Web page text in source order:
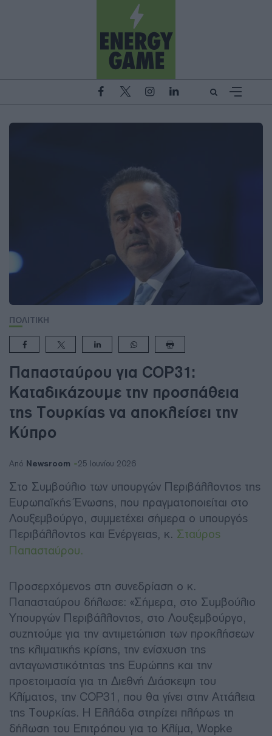
ΠΟΛΙΤΙΚΗ
Παπασταύρου για COP31:
Καταδικάζουμε την προσπάθεια
της Τουρκίας να αποκλείσει την
Κύπρο
Από Newsroom 25 Ιουνίου 2026
Στο Συμβούλιο των υπουργών Περιβάλλοντος της
Ευρωπαϊκής Ένωσης, που πραγματοποιείται στο
Λουξεμβούργο, συμμετέχει σήμερα ο υπουργός
Περιβάλλοντος και Ενέργειας, κ. Σταύρος
Παπασταύρου.
Προσερχόμενος στη συνεδρίαση ο κ.
Παπασταύρου δήλωσε: «Σήμερα, στο Συμβούλιο
Υπουργών Περιβάλλοντος, στο Λουξεμβούργο,
συζητούμε για την αντιμετώπιση των προκλήσεων
της κλιματικής κρίσης, την ενίσχυση της
ανταγωνιστικότητας της Ευρώπης και την
προετοιμασία για τη Διεθνή Διάσκεψη του
Κλίματος, την COP31, που θα γίνει στην Αττάλεια
της Τουρκίας. Η Ελλάδα στηρίζει πλήρως τη
δήλωση του Επιτρόπου για το Κλίμα, Wopke